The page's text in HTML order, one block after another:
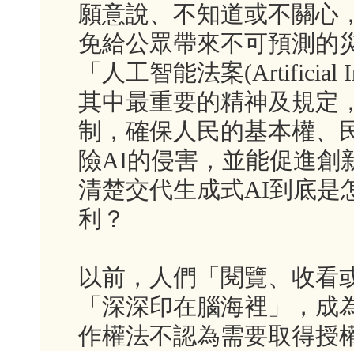
願意說、不知道或不關心
免給公眾帶來不可預測的
「人工智能法案(Artificial
其中最重要的精神及規定
制，確保人民的基本權、
險AI的侵害，並能促進創
清楚交代生成式AI到底是
利？
以前，人們「閱覽、收看
「深深印在腦海裡」，
作權法不認為需要取得授